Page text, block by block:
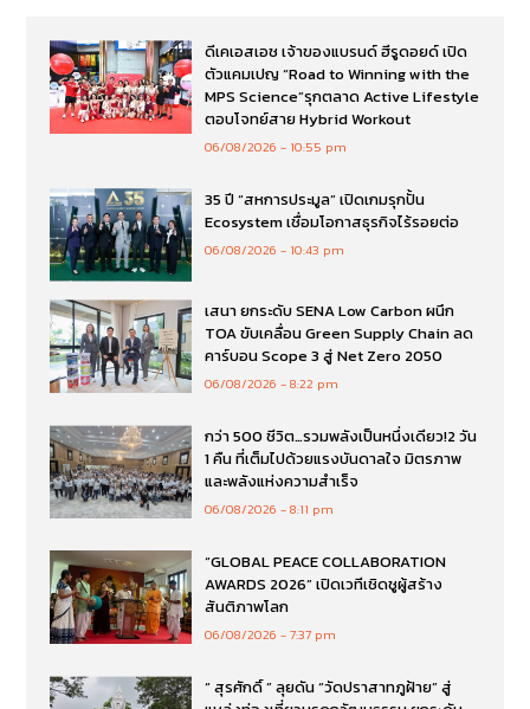
ดีเคเอสเอช เจ้าของแบรนด์ ฮีรูดอยด์ เปิด
ตัวแคมเปญ “Road to Winning with the
MPS Science”รุกตลาด Active Lifestyle
ตอบโจทย์สาย Hybrid Workout
06/08/2026 10:55 pm
35 ปี “สหการประมูล” เปิดเกมรุกปั้น
Ecosystem เชื่อมโอกาสธุรกิจไร้รอยต่อ
06/08/2026 10:43 pm
เสนา ยกระดับ SENA Low Carbon ผนึก
TOA ขับเคลื่อน Green Supply Chain ลด
คาร์บอน Scope 3 สู่ Net Zero 2050
06/08/2026 8:22 pm
กว่า 500 ชีวิต…รวมพลังเป็นหนึ่งเดียว!2 วัน
1 คืน ที่เต็มไปด้วยแรงบันดาลใจ มิตรภาพ
และพลังแห่งความสำเร็จ
06/08/2026 8:11 pm
“GLOBAL PEACE COLLABORATION
AWARDS 2026” เปิดเวทีเชิดชูผู้สร้าง
สันติภาพโลก
06/08/2026 7:37 pm
“ สุรศักดิ์ ” ลุยดัน “วัดปราสาทภูฝ้าย” สู่